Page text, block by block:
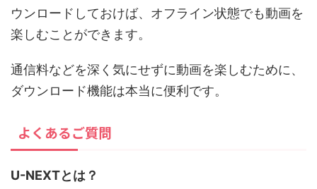
ウンロードしておけば、オフライン状態でも動画を
楽しむことができます。
通信料などを深く気にせずに動画を楽しむために、
ダウンロード機能は本当に便利です。
よくあるご質問
U-NEXTとは？